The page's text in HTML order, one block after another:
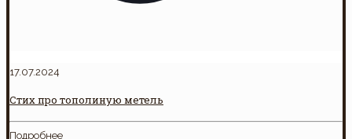
17.07.2024
Стих про тополиную метель
Подробнее